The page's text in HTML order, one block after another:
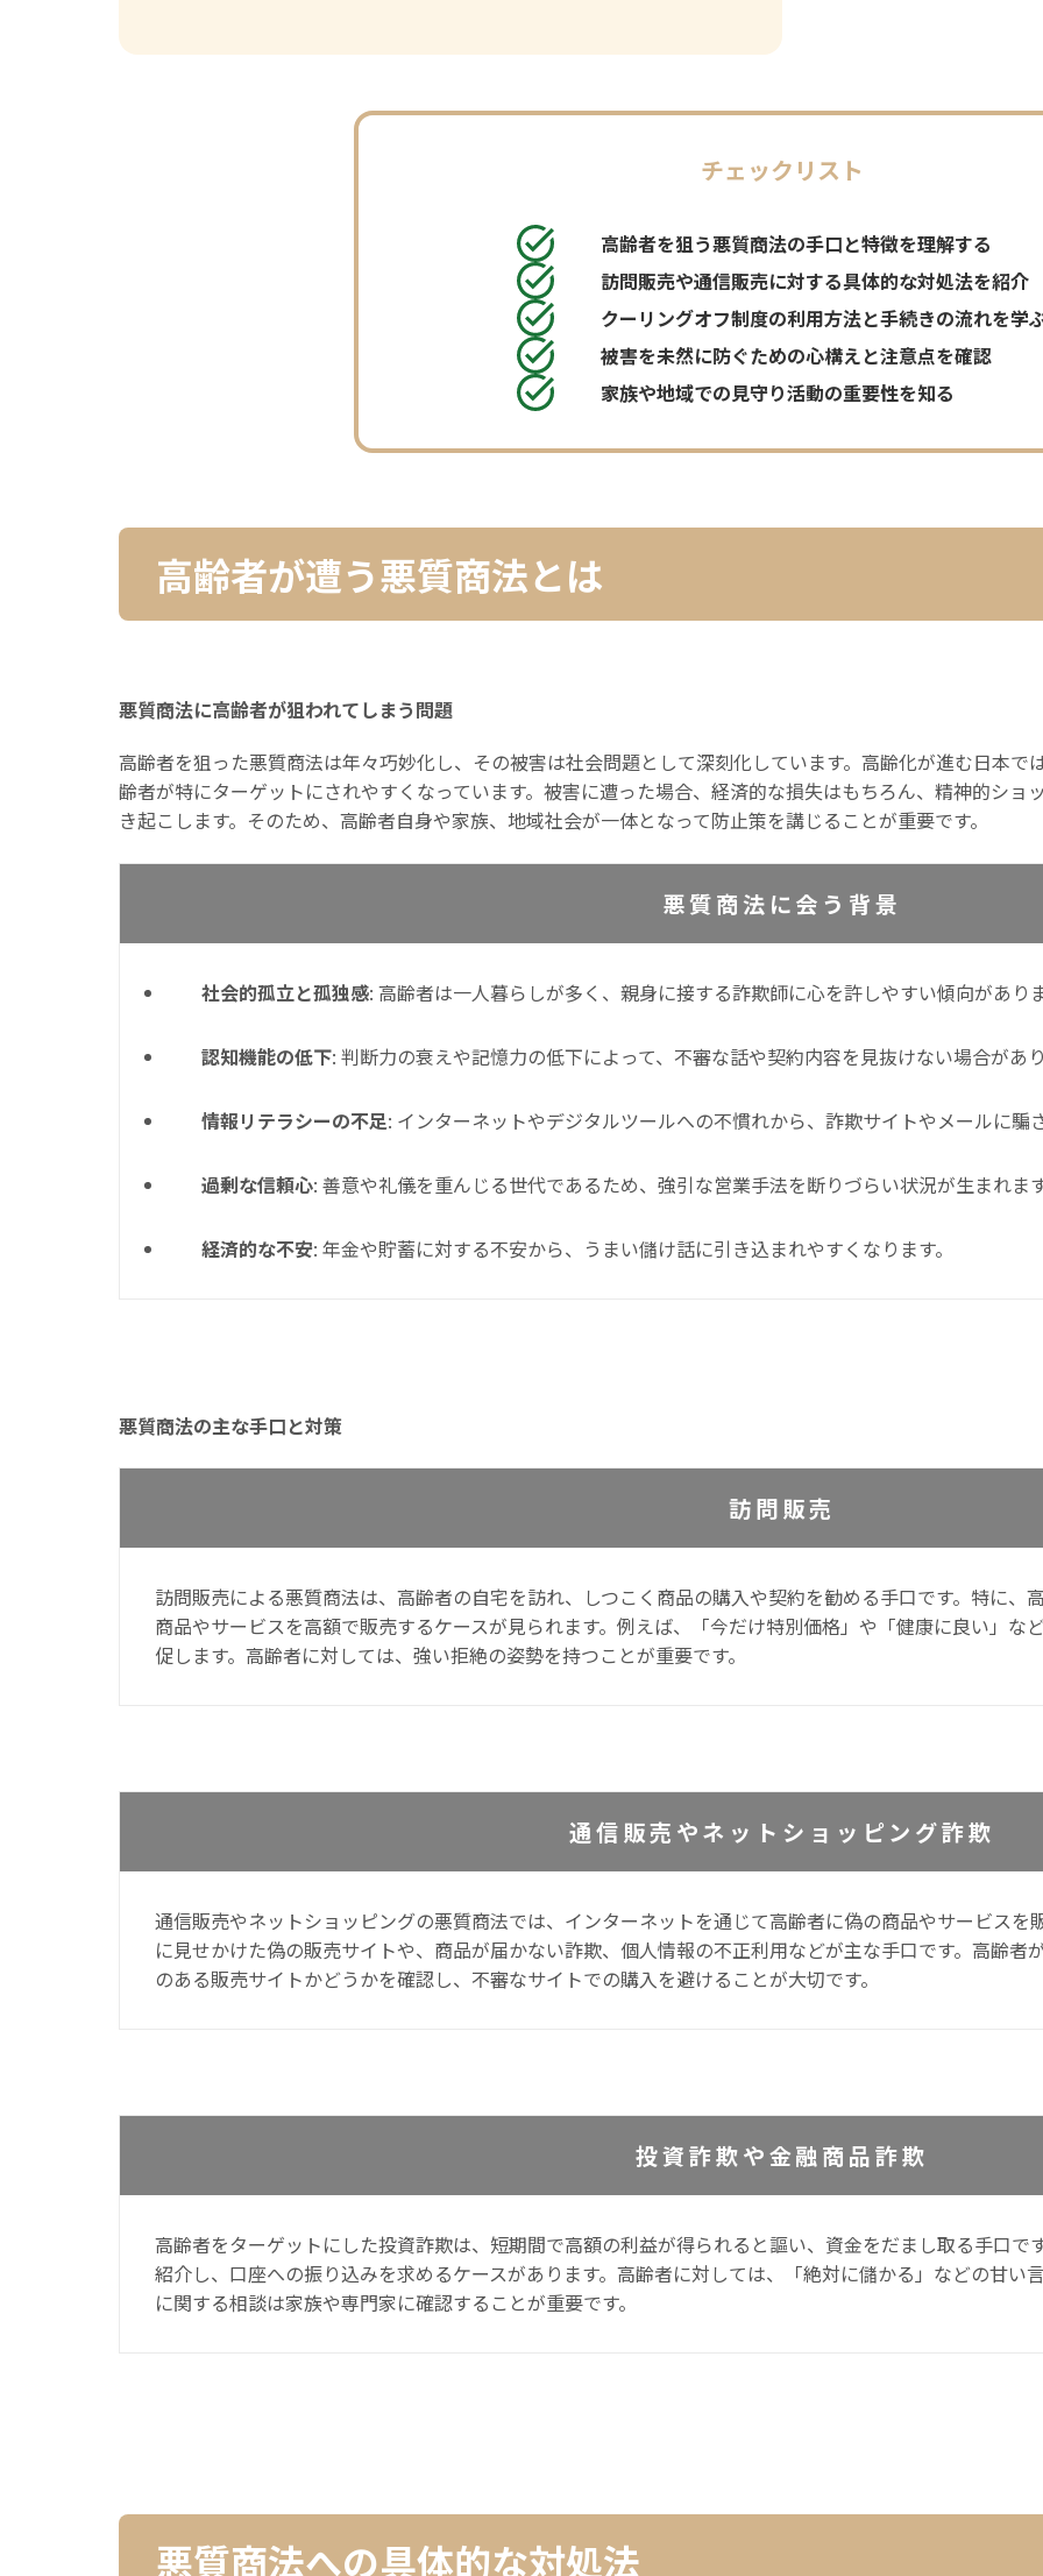
チェックリスト
高齢者を狙う悪質商法の手口と特徴を理解する
訪問販売や通信販売に対する具体的な対処法を紹介
クーリングオフ制度の利用方法と手続きの流れを学
被害を未然に防ぐための心構えと注意点を確認
家族や地域での見守り活動の重要性を知る
高齢者が遭う悪質商法とは
悪質商法に高齢者が狙われてしまう問題
高齢者を狙った悪質商法は年々巧妙化し、その被害は社会問題として深刻化しています。高齢化が進む日本
齢者が特にターゲットにされやすくなっています。被害に遭った場合、経済的な損失はもちろん、精神的ショ
き起こします。そのため、高齢者自身や家族、地域社会が一体となって防止策を講じることが重要です。
悪質商法に会う背景
社会的孤立と孤独感: 高齢者は一人暮らしが多く、親身に接する詐欺師に心を許しやすい傾向があり
認知機能の低下: 判断力の衰えや記憶力の低下によって、不審な話や契約内容を見抜けない場合があ
情報リテラシーの不足: インターネットやデジタルツールへの不慣れから、詐欺サイトやメールに騙
過剰な信頼心: 善意や礼儀を重んじる世代であるため、強引な営業手法を断りづらい状況が生まれま
経済的な不安: 年金や貯蓄に対する不安から、うまい儲け話に引き込まれやすくなります。
悪質商法の主な手口と対策
訪問販売
訪問販売による悪質商法は、高齢者の自宅を訪れ、しつこく商品の購入や契約を勧める手口です。特に、
商品やサービスを高額で販売するケースが見られます。例えば、「今だけ特別価格」や「健康に良い」な
促します。高齢者に対しては、強い拒絶の姿勢を持つことが重要です。
通信販売やネットショッピング詐欺
通信販売やネットショッピングの悪質商法では、インターネットを通じて高齢者に偽の商品やサービスを
に見せかけた偽の販売サイトや、商品が届かない詐欺、個人情報の不正利用などが主な手口です。高齢者
のある販売サイトかどうかを確認し、不審なサイトでの購入を避けることが大切です。
投資詐欺や金融商品詐欺
高齢者をターゲットにした投資詐欺は、短期間で高額の利益が得られると謳い、資金をだまし取る手口で
紹介し、口座への振り込みを求めるケースがあります。高齢者に対しては、「絶対に儲かる」などの甘い
に関する相談は家族や専門家に確認することが重要です。
悪質商法への具体的な対処法